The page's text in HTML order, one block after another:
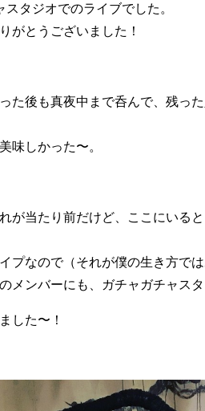
タジオでのライブでした。
がとうございました！
た後も真夜中まで呑んで、残っ
味しかった〜。
が当たり前だけど、ここにいる
プなので（それが僕の生き方では
メンバーにも、ガチャガチャス
した〜！